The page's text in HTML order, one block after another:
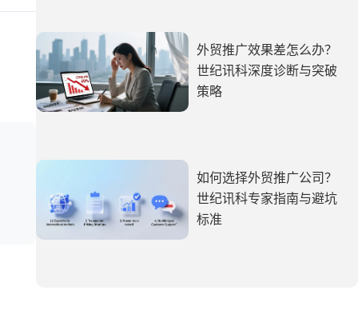
外贸推广效果差怎么办？
世纪讯科深度诊断与突破
策略
如何选择外贸推广公司？
世纪讯科专家指南与避坑
标准